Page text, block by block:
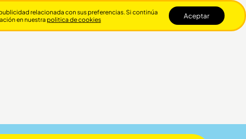
relacionada con sus preferencias. Si continúa
en nuestra politica de cookies Aceptar